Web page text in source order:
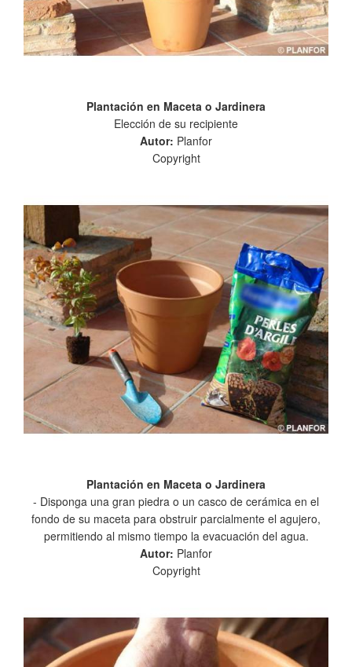
Plantación en Maceta o Jardinera
Elección de su recipiente
Autor: Planfor
Copyright
Plantación en Maceta o Jardinera
- Disponga una gran piedra o un casco de cerámica en el
fondo de su maceta para obstruir parcialmente el agujero,
permitiendo al mismo tiempo la evacuación del agua.
Autor: Planfor
Copyright